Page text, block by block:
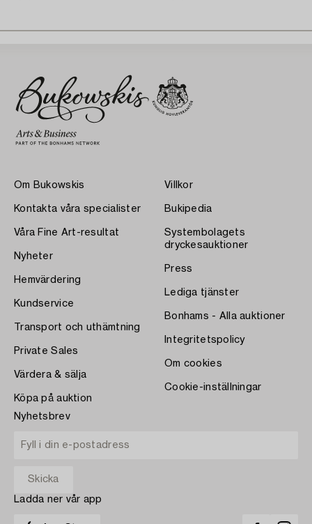
Om Bukowskis
Kontakta våra specialister
Våra Fine Art-resultat
Nyheter
Hemvärdering
Kundservice
Transport och uthämtning
Private Sales
Värdera & sälja
Köpa på auktion
Villkor
Bukipedia
Systembolagets
dryckesauktioner
Press
Lediga tjänster
Bonhams - Alla auktioner
Integritetspolicy
Om cookies
Cookie-inställningar
Nyhetsbrev
Ladda ner vår app